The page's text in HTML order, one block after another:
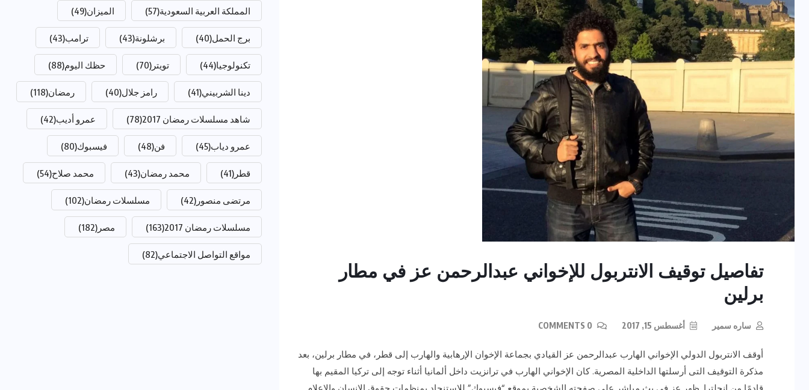
تفاصيل توقيف الانتربول للإخواني عبدالرحمن عز في مطار
برلين
ساره سمير أغسطس 15, 2017
أوقف الانتربول الدولي الإخواني الهارب عبدالرحمن عز القيادي بجماعة الإخوان الإرهابية والهارب إلى قطر، في مطار برلين، بعد
مذكرة التوقيف التى أرسلتها الداخلية المصرية. كان الإخواني الهارب في ترانزيت داخل ألمانيا أثناء توجه إلى تركيا المقيم بها
المملكة العربية السعودية(57) الميزان(49)
برج الحمل(40) برشلونة(43) ترامب(43)
تكنولوجيا(44) تويتر (70) حظك اليوم(88)
دينا الشربيني(41) رامز جلال(40) رمضان(118)
شاهد مسلسلات رمضان 2017 (78) عمرو أديب(42)
عمرو دياب(45) فن(48) فيسبوك(80)
قطر (41) محمد رمضان(43) محمد صلاح(54)
مرتضى منصور (42) مسلسلات رمضان(102)
مسلسلات رمضان 2017 (163) مصر (182)
مواقع التواصل الاجتماعي(82)